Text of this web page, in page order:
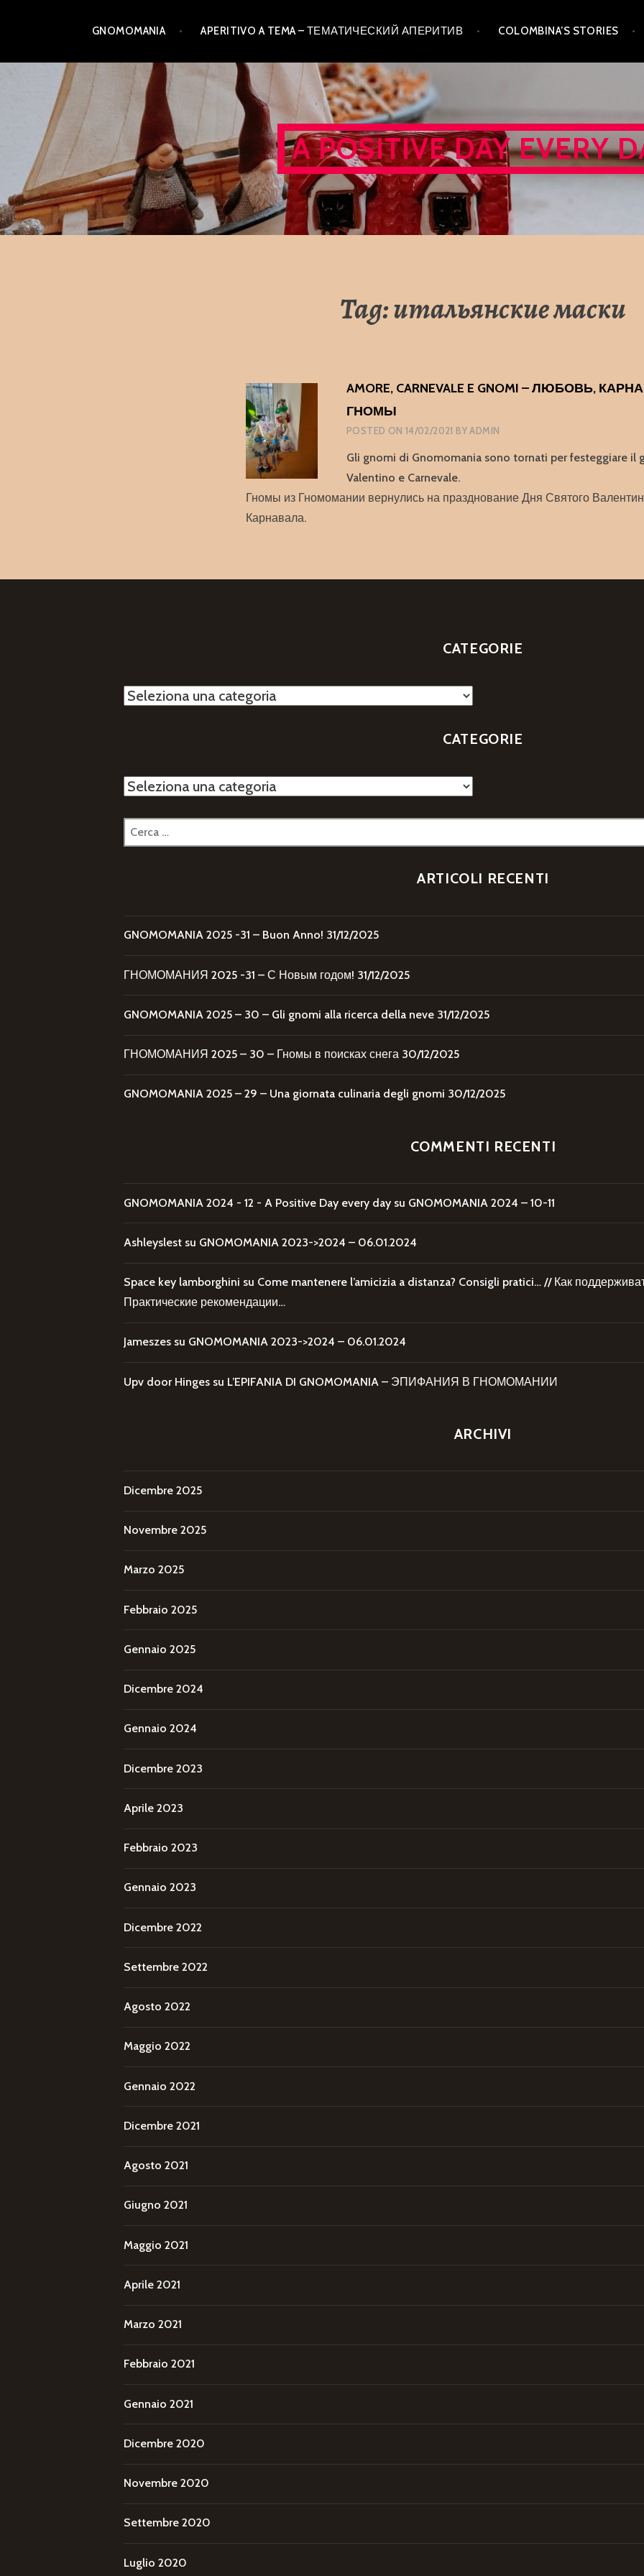
content
GNOMOMANIA APERITIVO A TEMA – ТЕМАТИЧЕСКИЙ АПЕРИТИВ COLOMBINA’S STORIES
A POSITIVE DAY EVERY
Tag:итальянские маски
AMORE, CARNEVALE E GNOMI – ЛЮБОВЬ,
ГНОМЫ
POSTED ON 14/02/2021 BYADMIN
Gli gnomi di Gnomomania sono tornati per festeggiare il
Valentino e Carnevale.
Гномы из Гномомании вернулись на празднование Дня Святого
Карнавала.
CATEGORIE
Categorie
CATEGORIE
Categorie
Ricerca
per:
ARTICOLI RECENTI
GNOMOMANIA 2025 -31 – Buon Anno! 31/12/2025
ГНОМОМАНИЯ 2025 -31 – С Новым годом! 31/12/2025
GNOMOMANIA 2025 – 30 – Gli gnomi alla ricerca della neve 31/12/2025
ГНОМОМАНИЯ 2025 – 30 – Гномы в поисках снега 30/12/2025
GNOMOMANIA 2025 – 29 – Una giornata culinaria degli gnomi 30/12/2025
COMMENTI RECENTI
GNOMOMANIA 2024 - 12 - A Positive Day every day su GNOMOMANIA 2024 – 10-11
Ashleyslest su GNOMOMANIA 2023->2024 – 06.01.2024
Space key lamborghini su Come mantenere l’amicizia a distanza? Consigli pratici… // Как
Практические рекомендации…
Jameszes su GNOMOMANIA 2023->2024 – 06.01.2024
Upv door Hinges su L’EPIFANIA DI GNOMOMANIA – ЭПИФАНИЯ В ГНОМОМАНИИ
ARCHIVI
Dicembre 2025
Novembre 2025
Marzo 2025
Febbraio 2025
Gennaio 2025
Dicembre 2024
Gennaio 2024
Dicembre 2023
Aprile 2023
Febbraio 2023
Gennaio 2023
Dicembre 2022
Settembre 2022
Agosto 2022
Maggio 2022
Gennaio 2022
Dicembre 2021
Agosto 2021
Giugno 2021
Maggio 2021
Aprile 2021
Marzo 2021
Febbraio 2021
Gennaio 2021
Dicembre 2020
Novembre 2020
Settembre 2020
Luglio 2020